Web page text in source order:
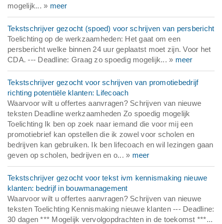
mogelijk... » meer
Tekstschrijver gezocht (spoed) voor schrijven van persbericht
Toelichting op de werkzaamheden: Het gaat om een
persbericht welke binnen 24 uur geplaatst moet zijn. Voor het
CDA. --- Deadline: Graag zo spoedig mogelijk... » meer
Tekstschrijver gezocht voor schrijven van promotiebedrijf
richting potentiële klanten: Lifecoach
Waarvoor wilt u offertes aanvragen? Schrijven van nieuwe
teksten Deadline werkzaamheden Zo spoedig mogelijk
Toelichting Ik ben op zoek naar iemand die voor mij een
promotiebrief kan opstellen die ik zowel voor scholen en
bedrijven kan gebruiken. Ik ben lifecoach en wil lezingen gaan
geven op scholen, bedrijven en o... » meer
Tekstschrijver gezocht voor tekst ivm kennismaking nieuwe
klanten: bedrijf in bouwmanagement
Waarvoor wilt u offertes aanvragen? Schrijven van nieuwe
teksten Toelichting Kennismaking nieuwe klanten --- Deadline:
30 dagen *** Mogelijk vervolgopdrachten in de toekomst ***...